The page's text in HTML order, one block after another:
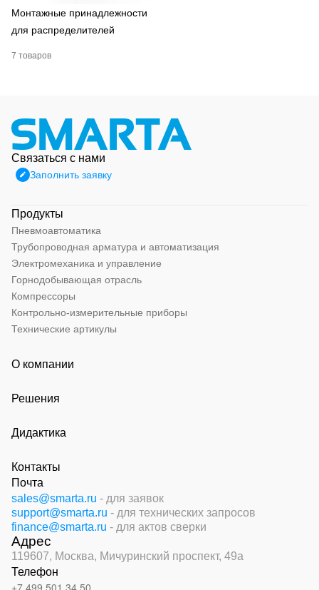
Монтажные принадлежности
для распределителей
7 товаров
Связаться с нами
Заполнить заявку
Продукты
Пневмоавтоматика
Трубопроводная арматура и автоматизация
Электромеханика и управление
Горнодобывающая отрасль
Компрессоры
Контрольно-измерительные приборы
Технические артикулы
О компании
Решения
Дидактика
Контакты
Почта
sales@smarta.ru - для заявок
support@smarta.ru - для технических запросов
finance@smarta.ru - для актов сверки
Адрес
119607, Москва, Мичуринский проспект, 49а
Телефон
+7 499 501 34 50